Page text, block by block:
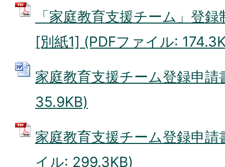
「家庭教育支援チーム」登
[別紙1] (PDFファイル:
家庭教育支援チーム登録申
35.9KB)
家庭教育支援チーム登録申
イル: 299.3KB)